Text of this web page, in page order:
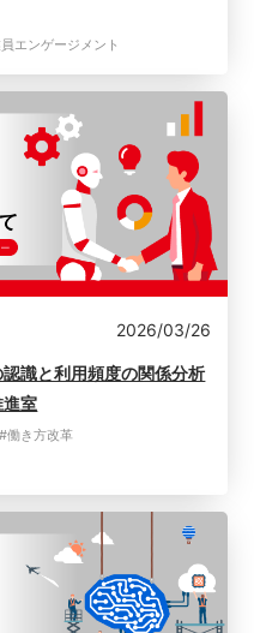
エンゲージメント
2026/03/26
識と利用頻度の関係分析
進室
#働き方改革